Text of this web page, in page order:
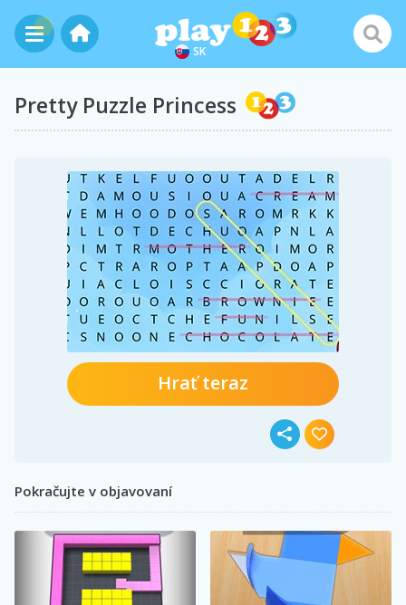
SK
Pretty Puzzle Princess
Hrať teraz
Pokračujte v objavovaní